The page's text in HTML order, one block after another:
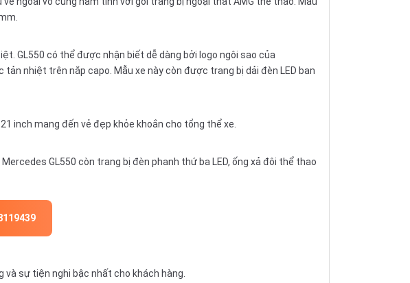
GL550 có thể được nhận biết dễ dàng bởi logo ngôi sao của
nhiệt trên nắp capo. Mẫu xe này còn được trang bị dải đèn LED ban
inch mang đến vẻ đẹp khỏe khoắn cho tổng thể xe.
GL550 còn trang bị đèn phanh thứ ba LED, ống xả đôi thể thao
sự tiện nghi bậc nhất cho khách hàng.